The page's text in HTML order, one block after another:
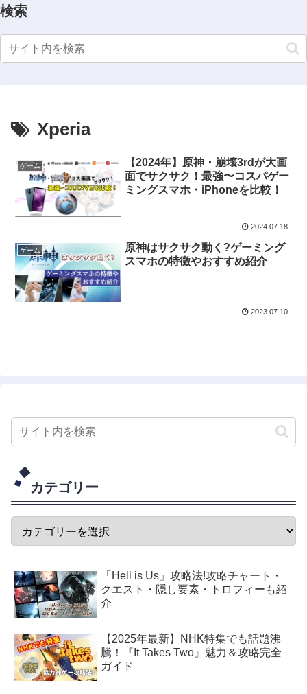
検索
Xperia
ゲーム
【2024年】原神・崩壊3rdが大画
面でサクサク！最強〜コスパゲー
ミングスマホ・iPhoneを比較！
2024.07.18
ゲーム
原神はサクサク動く?ゲーミング
スマホの特徴やおすすめ紹介
2023.07.10
カテゴリー
「Hell is Us」攻略法!攻略チャート・
クエスト・隠し要素・トロフィーも紹
介
【2025年最新】NHK特集でも話題沸
騰！『It Takes Two』魅力＆攻略完全
ガイド